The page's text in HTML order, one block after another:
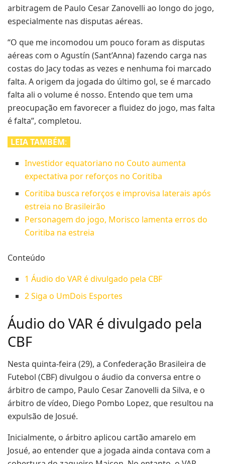
arbitragem de Paulo Cesar Zanovelli ao longo do jogo,
especialmente nas disputas aéreas.
“O que me incomodou um pouco foram as disputas
aéreas com o Agustín (Sant’Anna) fazendo carga nas
costas do Jacy todas as vezes e nenhuma foi marcado
falta. A origem da jogada do último gol, se é marcado
falta ali o volume é nosso. Entendo que tem uma
preocupação em favorecer a fluidez do jogo, mas falta
é falta”, completou.
LEIA TAMBÉM:
Investidor equatoriano no Couto aumenta
expectativa por reforços no Coritiba
Coritiba busca reforços e improvisa laterais após
estreia no Brasileirão
Personagem do jogo, Morisco lamenta erros do
Coritiba na estreia
Conteúdo
1 Áudio do VAR é divulgado pela CBF
2Siga o UmDois Esportes
Áudio do VAR é divulgado pela
CBF
Nesta quinta-feira (29), a Confederação Brasileira de
Futebol (CBF) divulgou o áudio da conversa entre o
árbitro de campo, Paulo Cesar Zanovelli da Silva, e o
árbitro de vídeo, Diego Pombo Lopez, que resultou na
expulsão de Josué.
Inicialmente, o árbitro aplicou cartão amarelo em
Josué, ao entender que a jogada ainda contava com a